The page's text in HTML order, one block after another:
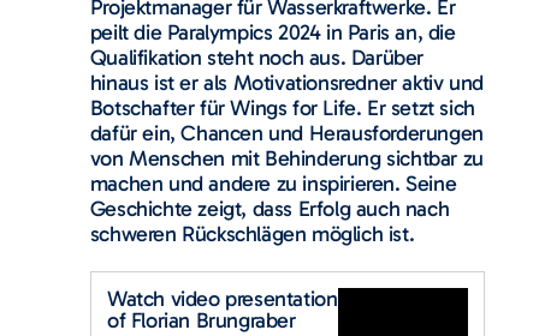
Projektmanager für Wasserkraftwerke. Er
peilt die Paralympics 2024 in Paris an, die
Qualifikation steht noch aus. Darüber
hinaus ist er als Motivationsredner aktiv und
Botschafter für Wings for Life. Er setzt sich
dafür ein, Chancen und Herausforderungen
von Menschen mit Behinderung sichtbar zu
machen und andere zu inspirieren. Seine
Geschichte zeigt, dass Erfolg auch nach
schweren Rückschlägen möglich ist.
Watch video presentation
of Florian Brungraber